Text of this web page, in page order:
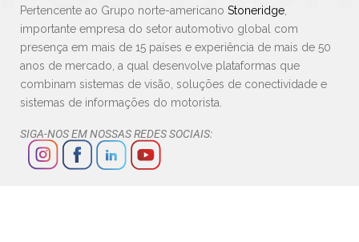
Pertencente ao Grupo norte-americano Stoneridge,
importante empresa do setor automotivo global com
presença em mais de 15 países e experiência de mais de 50
anos de mercado, a qual desenvolve plataformas que
combinam sistemas de visão, soluções de conectividade e
sistemas de informações do motorista.
SIGA-NOS EM NOSSAS REDES SOCIAIS: